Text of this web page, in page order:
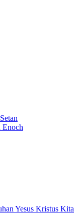
Enoch
Yesus Kristus Kita